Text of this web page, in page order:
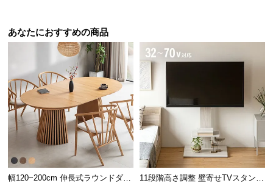
あなたにおすすめの商品
幅120~200cm 伸長式ラウンドダイ
11段階高さ調整 壁寄せTVスタンド